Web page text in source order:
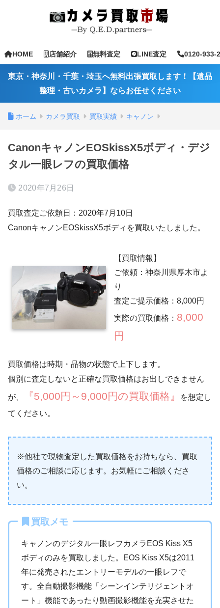
HOME 店舗紹介 無料査定 LINE査定 0120-933-
東京・神奈川・千葉・埼玉へ無料出張買取します！【遺品
整理・古いカメラ】ならお任せください
ホーム カメラ買取 買取実績 キャノン
CanonキャノンEOSkissX5ボディ・デジ
タル一眼レフの買取価格
2020年7月26日
買取査定ご依頼日：2020年7月10日
CanonキャノンEOSkissX5ボディを買取いたしました。
【買取情報】
ご依頼：神奈川県厚木市よ
り
査定ご提示価格：8,000円
実際の買取価格： 8,000
円
買取価格は時期・品物の状態で上下します。
個別に査定しないと正確な買取価格はお出しできません
が、 『5,000円～9,000円の買取価格』
を想定し
てください。
※他社で現物査定した買取価格をお持ちなら、買取
価格のご相談に応じます。お気軽にご相談くださ
い。
買取メモ
キャノンのデジタル一眼レフカメラEOS Kiss X5
ボディのみを買取しました。EOS Kiss X5は2011
年に発売されたエントリーモデルの一眼レフで
す。全自動撮影機能「シーンインテリジェントオ
ート」機能であったり動画撮影機能を充実させた